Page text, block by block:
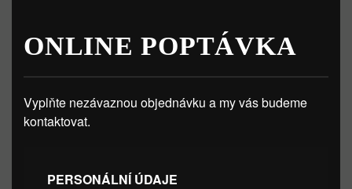
ONLINE POPTÁVKA
Vyplňte nezávaznou objednávku a my vás budeme
kontaktovat.
PERSONÁLNÍ ÚDAJE